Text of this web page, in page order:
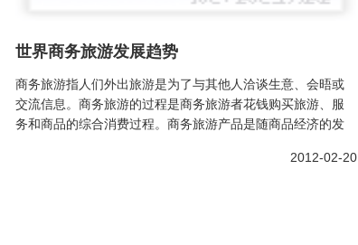
世界商务旅游发展趋势
商务旅游指人们外出旅游是为了与其他人洽谈生意、会晤或
交流信息。商务旅游的过程是商务旅游者花钱购买旅游、服
务和商品的综合消费过程。商务旅游产品是随商品经济的发
2012-02-20